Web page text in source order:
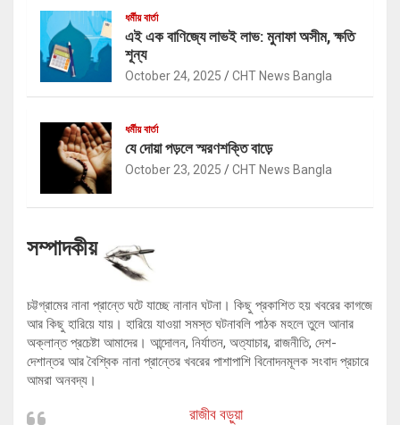
ধর্মীয় বার্তা
এই এক বাণিজ্যে লাভই লাভ: মুনাফা অসীম, ক্ষতি
শূন্য
October 24, 2025 CHT News Bangla
ধর্মীয় বার্তা
যে দোয়া পড়লে স্মরণশক্তি বাড়ে
October 23, 2025 CHT News Bangla
সম্পাদকীয়
চট্টগ্রামের নানা প্রান্তে ঘটে যাচ্ছে নানান ঘটনা। কিছু প্রকাশিত হয় খবরের কাগজে
আর কিছু হারিয়ে যায়। হারিয়ে যাওয়া সমস্ত ঘটনাবলি পাঠক মহলে তুলে আনার
অক্লান্ত প্রচেষ্টা আমাদের। আন্দোলন, নির্যাতন, অত্যাচার, রাজনীতি, দেশ-
দেশান্তর আর বৈশ্বিক নানা প্রান্তের খবরের পাশাপাশি বিনোদনমূলক সংবাদ প্রচারে
আমরা অনবদ্য।
রাজীব বড়ুয়া